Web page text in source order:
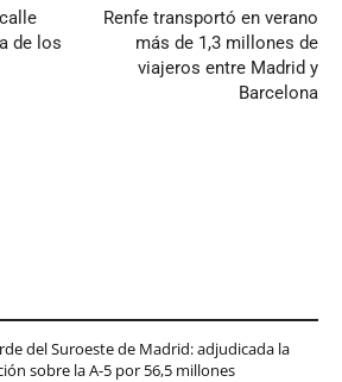
de los
Renfe transportó en verano
más de 1,3 millones de
viajeros entre Madrid y
Barcelona
del Suroeste de Madrid: adjudicada la
sobre la A-5 por 56,5 millones